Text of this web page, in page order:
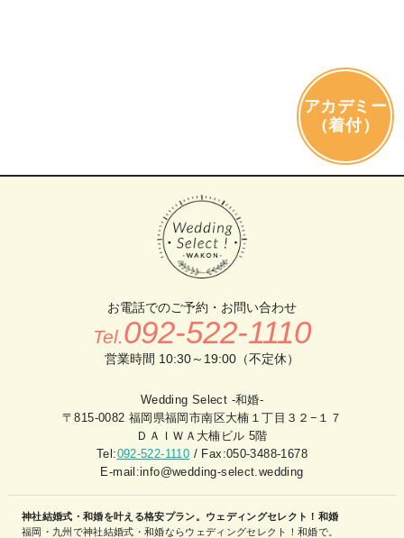
アカデミー
（着付）
お電話でのご予約・お問い合わせ
Tel.092-522-1110
営業時間 10:30～19:00（不定休）
Wedding Select -和婚-
〒815-0082 福岡県福岡市南区大楠１丁目３２−１７
ＤＡＩＷＡ大楠ビル 5階
Tel:092-522-1110 / Fax:050-3488-1678
E-mail:info@wedding-select.wedding
神社結婚式・和婚を叶える格安プラン。ウェディングセレクト！和婚
福岡・九州で神社結婚式・和婚ならウェディングセレクト！和婚で。